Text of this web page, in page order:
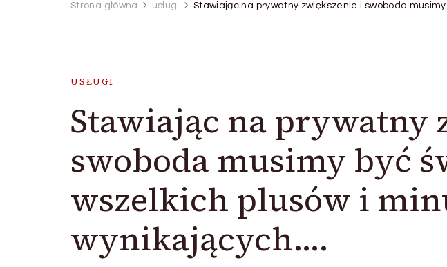
Strona główna usługi Stawiając na prywatny zwiększenie i swoboda
USŁUGI
Stawiając na prywatny
swoboda musimy być
wszelkich plusów i
wynikających….